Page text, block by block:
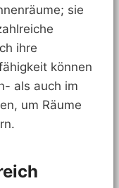
sie
ihre
können
als auch im
um Räume